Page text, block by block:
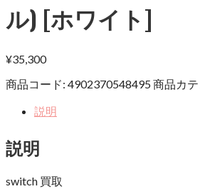
ル) [ホワイト]
¥35,300
商品コード: 4902370548495 商品カ
説明
説明
switch 買取